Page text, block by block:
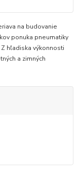
na budovanie
ponuka pneumatiky
hľadiska výkonnosti
a zimných